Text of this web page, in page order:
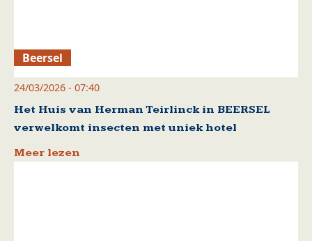
Beersel
24/03/2026 - 07:40
Het Huis van Herman Teirlinck in BEERSEL
verwelkomt insecten met uniek hotel
Meer lezen